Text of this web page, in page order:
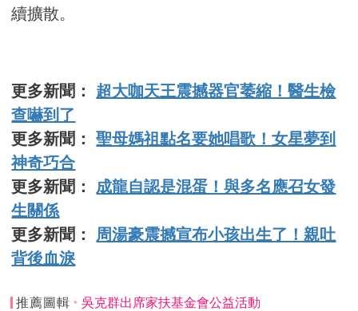
續擴散。
更多新聞： 超大咖天王震撼器官萎縮！醫生檢
查嚇到了
更多新聞：聖母媽祖點名要她唱歌！女星夢到
神奇巧合
更多新聞： 成龍自認是混蛋！與多名應召女發
生關係
更多新聞： 周湯豪震撼宣布小孩出生了！親吐
背後血淚
推薦圖輯 吳克群出席家扶基金會公益活動